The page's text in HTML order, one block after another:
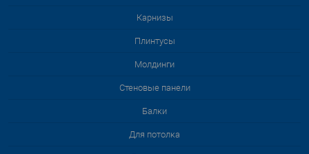
Карнизы
Плинтусы
Молдинги
Стеновые панели
Балки
Для потолка